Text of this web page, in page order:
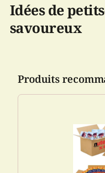
Idées de
savoureux
Produits